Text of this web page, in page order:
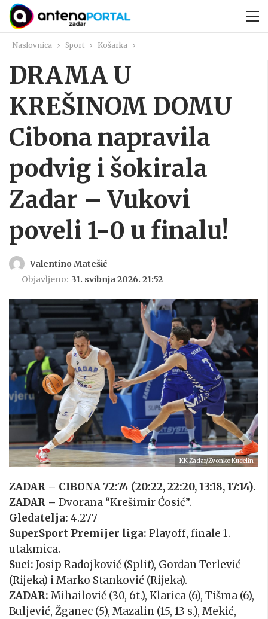
Naslovnica Sport Košarka
DRAMA U
KREŠINOM DOMU
Cibona napravila
podvig i šokirala
Zadar – Vukovi
poveli 1-0 u finalu!
Valentino Matešić
Objavljeno: 31. svibnja 2026. 21:52
KK Zadar/Zvonko Kucelin
ZADAR – CIBONA 72:74 (20:22, 22:20, 13:18, 17:14).
ZADAR – Dvorana “Krešimir Ćosić”.
Gledatelja: 4.277
SuperSport Premijer liga: Playoff, finale 1.
utakmica.
Suci: Josip Radojković (Split), Gordan Terlević
(Rijeka) i Marko Stanković (Rijeka).
ZADAR: Mihailović (30, 6t.), Klarica (6), Tišma (6),
Buljević, Žganec (5), Mazalin (15, 13 s.), Mekić,